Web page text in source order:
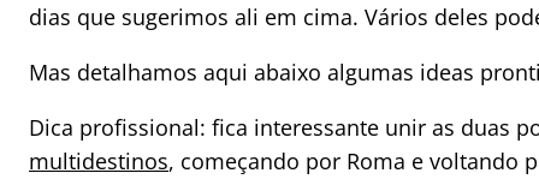
dias que sugerimos ali em cima. Vários deles
Mas detalhamos aqui abaixo algumas ideas
Dica profissional: fica interessante unir as duas
multidestinos, começando por Roma e voltando